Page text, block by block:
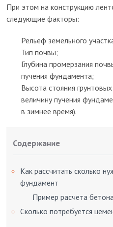
При этом на конструкцию
следующие факторы:
Рельеф земельного
Тип почвы;
Глубина промерзания
пучения фундамента;
Высота стояния
величину пучения
в зимнее время).
Содержание
Как рассчитать сколько
фундамент
Пример расчета
Сколько потребуется